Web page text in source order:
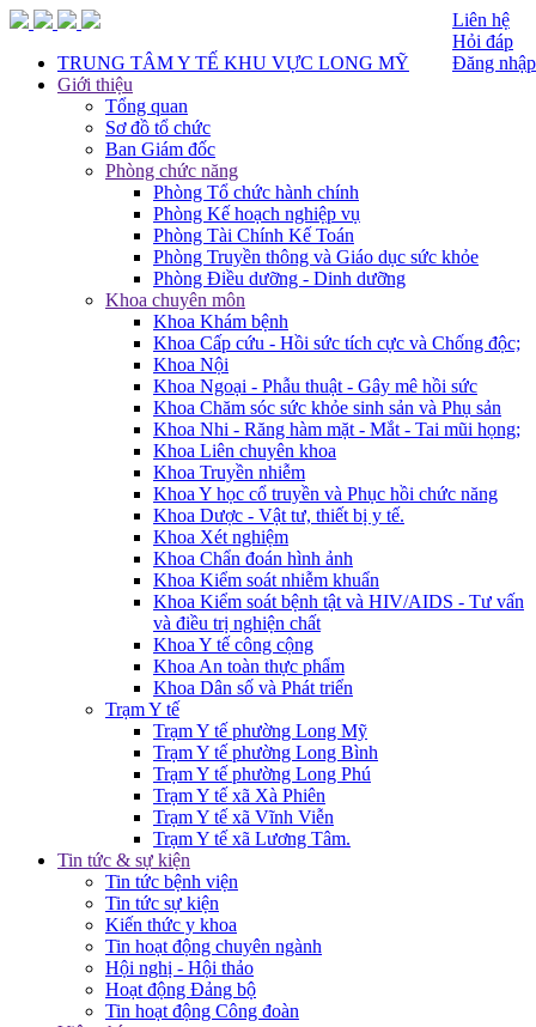
Liên hệ
Hỏi đáp
Đăng nhập
TRUNG TÂM Y TẾ KHU VỰC LONG MỸ
Giới thiệu
Tổng quan
Sơ đồ tổ chức
Ban Giám đốc
Phòng chức năng
Phòng Tổ chức hành chính
Phòng Kế hoạch nghiệp vụ
Phòng Tài Chính Kế Toán
Phòng Truyền thông và Giáo dục sức khỏe
Phòng Điều dưỡng - Dinh dưỡng
Khoa chuyên môn
Khoa Khám bệnh
Khoa Cấp cứu - Hồi sức tích cực và Chống độc;
Khoa Nội
Khoa Ngoại - Phẫu thuật - Gây mê hồi sức
Khoa Chăm sóc sức khỏe sinh sản và Phụ sản
Khoa Nhi - Răng hàm mặt - Mắt - Tai mũi họng;
Khoa Liên chuyên khoa
Khoa Truyền nhiễm
Khoa Y học cổ truyền và Phục hồi chức năng
Khoa Dược - Vật tư, thiết bị y tế.
Khoa Xét nghiệm
Khoa Chẩn đoán hình ảnh
Khoa Kiểm soát nhiễm khuẩn
Khoa Kiểm soát bệnh tật và HIV/AIDS - Tư vấn
và điều trị nghiện chất
Khoa Y tế công cộng
Khoa An toàn thực phẩm
Khoa Dân số và Phát triển
Trạm Y tế
Trạm Y tế phường Long Mỹ
Trạm Y tế phường Long Bình
Trạm Y tế phường Long Phú
Trạm Y tế xã Xà Phiên
Trạm Y tế xã Vĩnh Viễn
Trạm Y tế xã Lương Tâm.
Tin tức & sự kiện
Tin tức bệnh viện
Tin tức sự kiện
Kiến thức y khoa
Tin hoạt động chuyên ngành
Hội nghị - Hội thảo
Hoạt động Đảng bộ
Tin hoạt động Công đoàn